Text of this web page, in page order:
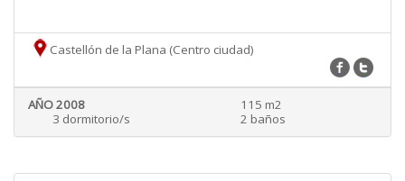
Castellón de la Plana (Centro ciudad)
AÑO 2008
115 m2
3 dormitorio/s
2 baños